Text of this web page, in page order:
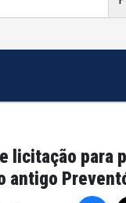
licitação para
antigo